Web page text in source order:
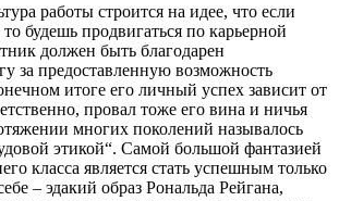
работы строится на идее, что если
будешь продвигаться по карьерной
должен быть благодарен
за предоставленную возможность
итоге его личный успех зависит от
провал тоже его вина и ничья
многих поколений называлось
этикой“. Самой большой фантазией
класса является стать успешным только
– эдакий образ Рональда Рейгана,